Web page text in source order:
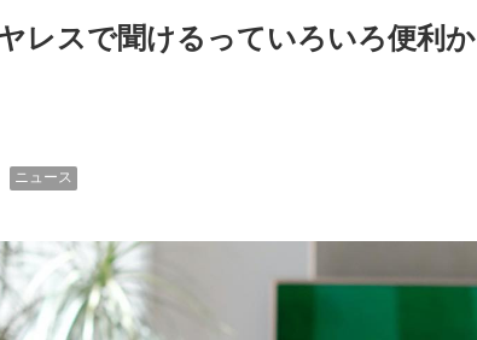
レスで聞けるっていろいろ便利か
ニュース